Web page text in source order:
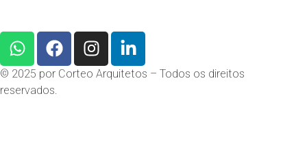
© 2025 por Corteo Arquitetos – Todos os direitos
reservados.